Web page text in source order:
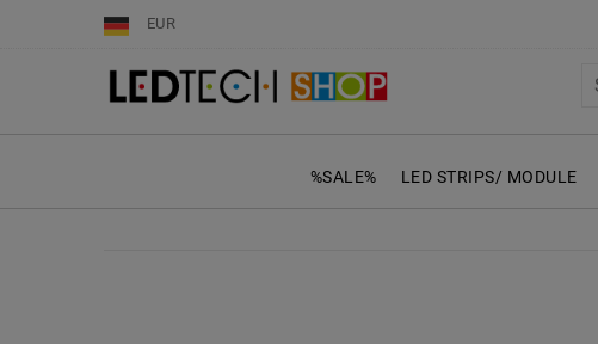
EUR
%SALE% LED STRIPS/ MODULE